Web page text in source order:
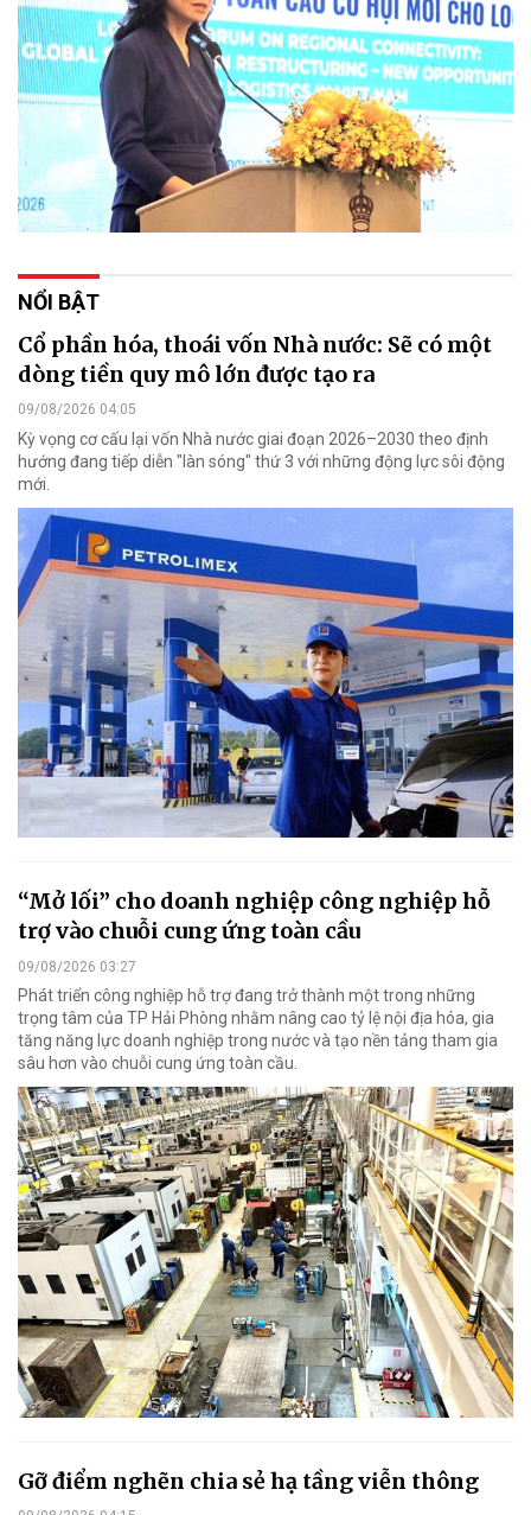
NỔI BẬT
Cổ phần hóa, thoái vốn Nhà nước: Sẽ có một
dòng tiền quy mô lớn được tạo ra
09/08/2026 04:05
Kỳ vọng cơ cấu lại vốn Nhà nước giai đoạn 2026–2030 theo định
hướng đang tiếp diễn "làn sóng" thứ 3 với những động lực sôi động
mới.
“Mở lối” cho doanh nghiệp công nghiệp hỗ
trợ vào chuỗi cung ứng toàn cầu
09/08/2026 03:27
Phát triển công nghiệp hỗ trợ đang trở thành một trong những
trọng tâm của TP Hải Phòng nhằm nâng cao tỷ lệ nội địa hóa, gia
tăng năng lực doanh nghiệp trong nước và tạo nền tảng tham gia
sâu hơn vào chuỗi cung ứng toàn cầu.
Gỡ điểm nghẽn chia sẻ hạ tầng viễn thông